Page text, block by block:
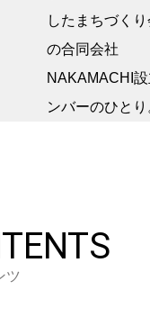
したまちづく
の合同会社
NAKAMACHI
ンバーのひとり
ツ